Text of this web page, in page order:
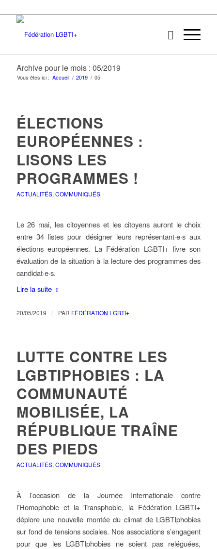
Archive pour le mois : 05/2019
Vous êtes ici : Accueil / 2019 / 05
ÉLECTIONS
EUROPÉENNES :
LISONS LES
PROGRAMMES !
ACTUALITÉS, COMMUNIQUÉS
Le 26 mai, les citoyennes et les citoyens auront le choix
entre 34 listes pour désigner leurs représentant·e·s aux
élections européennes. La Fédération LGBTI+ livre son
évaluation de la situation à la lecture des programmes des
candidat·e·s.
Lire la suite
20/05/2019 / PAR FÉDÉRATION LGBTI+
LUTTE CONTRE LES
LGBTIPHOBIES : LA
COMMUNAUTÉ
MOBILISÉE, LA
RÉPUBLIQUE TRAÎNE
DES PIEDS
ACTUALITÉS, COMMUNIQUÉS
À l’occasion de la Journée Internationale contre
l’Homophobie et la Transphobie, la Fédération LGBTI+
déplore une nouvelle montée du climat de LGBTIphobies
sur fond de tensions sociales. Nos associations s’engagent
pour que les LGBTIphobies ne soient pas reléguées,